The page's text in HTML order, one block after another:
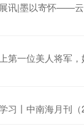
讯|墨以寄怀——
第一位美人将军，
习丨中南海月刊（